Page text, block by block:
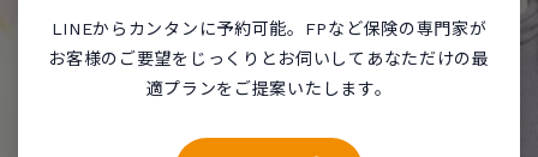
LINEからカンタンに予約可能。FPなど保険の専門家が
お客様のご要望をじっくりとお伺いしてあなただけの最
適プランをご提案いたします。